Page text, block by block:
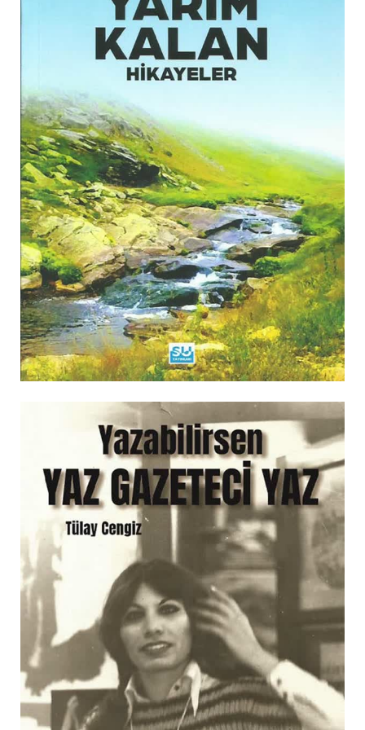
YAZ GAZETECI YAZ
KÖYDEN KENTE YARIM KALAN HIKAYELER
ÖYKÜ
ŞIIR
EFSANE
ÇOCUK KITAPLARI
MIZAH
EKONOMI
İLETIŞIM
MAKALE
KIŞISEL GELIŞIM